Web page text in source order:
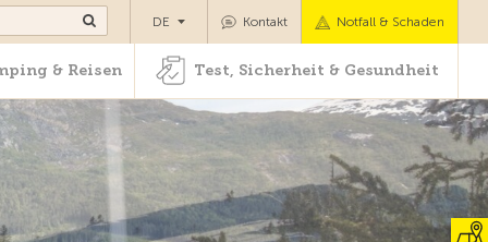
Camping & Reisen Test, Sicherheit & Gesundheit
Kontakt Notfall & Schaden
DE
& Reisen Test, Sicherheit & Gesundheit